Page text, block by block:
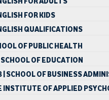
FOR KIDS
QUALIFICATIONS
OF PUBLIC HEALTH
OF EDUCATION
| SCHOOL OF BUSINESS
INSTITUTE OF APPLIED